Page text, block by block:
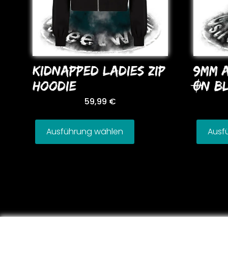
KIDNAPPED LADIES ZIP
HooDIE
59,99 €
Ausführung wählen
9MM
ON